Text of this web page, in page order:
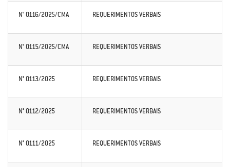
N° 0116/2025/CMA REQUERIMENTOS VERBAIS
N° 0115/2025/CMA REQUERIMENTOS VERBAIS
N° 0113/2025 REQUERIMENTOS VERBAIS
N° 0112/2025 REQUERIMENTOS VERBAIS
N° 0111/2025 REQUERIMENTOS VERBAIS